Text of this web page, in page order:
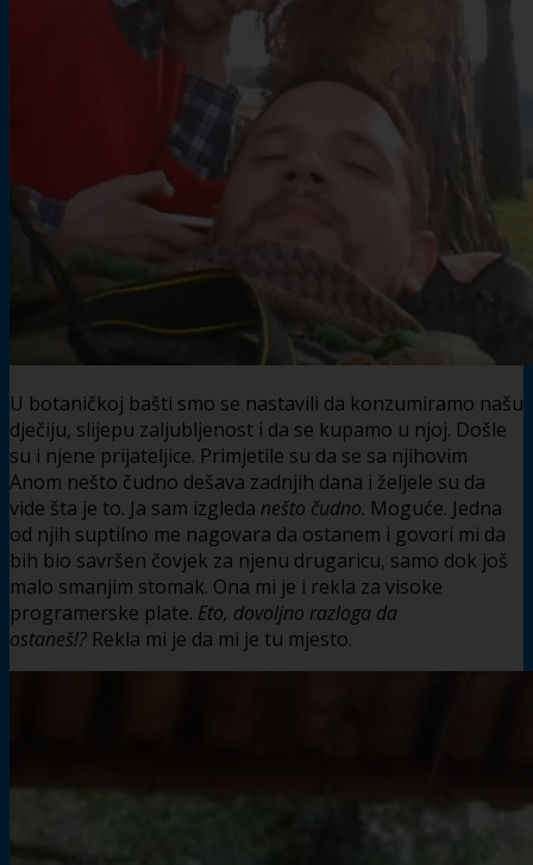
U botaničkoj bašti smo se nastavili da konzumiramo našu
dječiju, slijepu zaljubljenost i da se kupamo u njoj. Došle
su i njene prijateljice. Primjetile su da se sa njihovim
Anom nešto čudno dešava zadnjih dana i željele su da
vide šta je to. Ja sam izgleda nešto čudno. Moguće. Jedna
od njih suptilno me nagovara da ostanem i govori mi da
bih bio savršen čovjek za njenu drugaricu, samo dok još
malo smanjim stomak. Ona mi je i rekla za visoke
programerske plate. Eto, dovoljno razloga da
ostaneš!? Rekla mi je da mi je tu mjesto.